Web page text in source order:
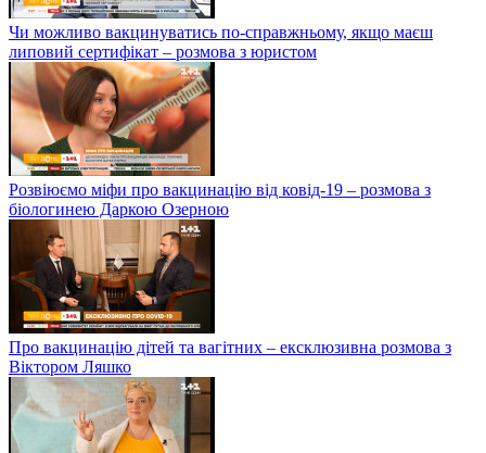
Чи можливо вакцинуватись по-справжньому, якщо маєш
липовий сертифікат – розмова з юристом
Розвіюємо міфи про вакцинацію від ковід-19 – розмова з
біологинею Даркою Озерною
Про вакцинацію дітей та вагітних – ексклюзивна розмова з
Віктором Ляшко